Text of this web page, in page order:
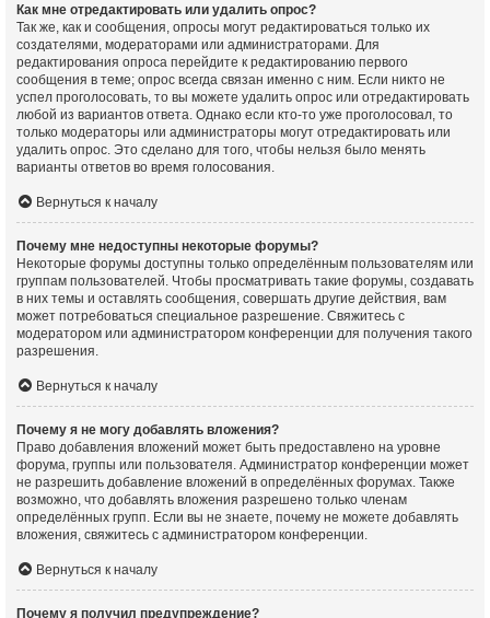
Как мне отредактировать или удалить опрос?
Так же, как и сообщения, опросы могут редактироваться только их
создателями, модераторами или администраторами. Для
редактирования опроса перейдите к редактированию первого
сообщения в теме; опрос всегда связан именно с ним. Если никто не
успел проголосовать, то вы можете удалить опрос или отредактировать
любой из вариантов ответа. Однако если кто-то уже проголосовал, то
только модераторы или администраторы могут отредактировать или
удалить опрос. Это сделано для того, чтобы нельзя было менять
варианты ответов во время голосования.
Вернуться к началу
Почему мне недоступны некоторые форумы?
Некоторые форумы доступны только определённым пользователям или
группам пользователей. Чтобы просматривать такие форумы, создавать
в них темы и оставлять сообщения, совершать другие действия, вам
может потребоваться специальное разрешение. Свяжитесь с
модератором или администратором конференции для получения такого
разрешения.
Вернуться к началу
Почему я не могу добавлять вложения?
Право добавления вложений может быть предоставлено на уровне
форума, группы или пользователя. Администратор конференции может
не разрешить добавление вложений в определённых форумах. Также
возможно, что добавлять вложения разрешено только членам
определённых групп. Если вы не знаете, почему не можете добавлять
вложения, свяжитесь с администратором конференции.
Вернуться к началу
Почему я получил предупреждение?